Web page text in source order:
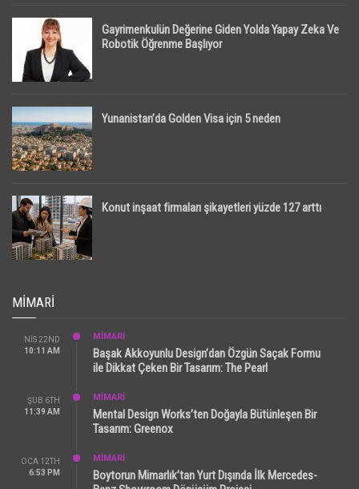
Gayrimenkulün Değerine Giden Yolda Yapay Zeka Ve
Robotik Öğrenme Başlıyor
Yunanistan’da Golden Visa için 5 neden
Konut inşaat firmaları şikayetleri yüzde 127 arttı
MIMARI
NIS 22ND
10:11 AM
MİMARİ
Başak Akkoyunlu Design’dan Özgün Saçak Formu
ile Dikkat Çeken Bir Tasarım: The Pearl
ŞUB 6TH
11:39 AM
MİMARİ
Mental Design Works’ten Doğayla Bütünleşen Bir
Tasarım: Greenox
OCA 12TH
6:53 PM
MİMARİ
Boytorun Mimarlık’tan Yurt Dışında İlk Mercedes-